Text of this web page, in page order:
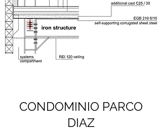
CONDOMINIO PARCO
DIAZ